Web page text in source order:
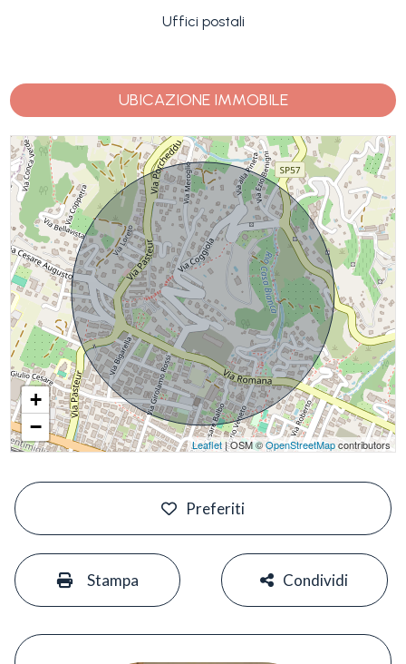
Uffici postali
UBICAZIONE IMMOBILE
+
−
Leaflet| OSM ©OpenStreetMapcontributors
Preferiti
Stampa Condividi